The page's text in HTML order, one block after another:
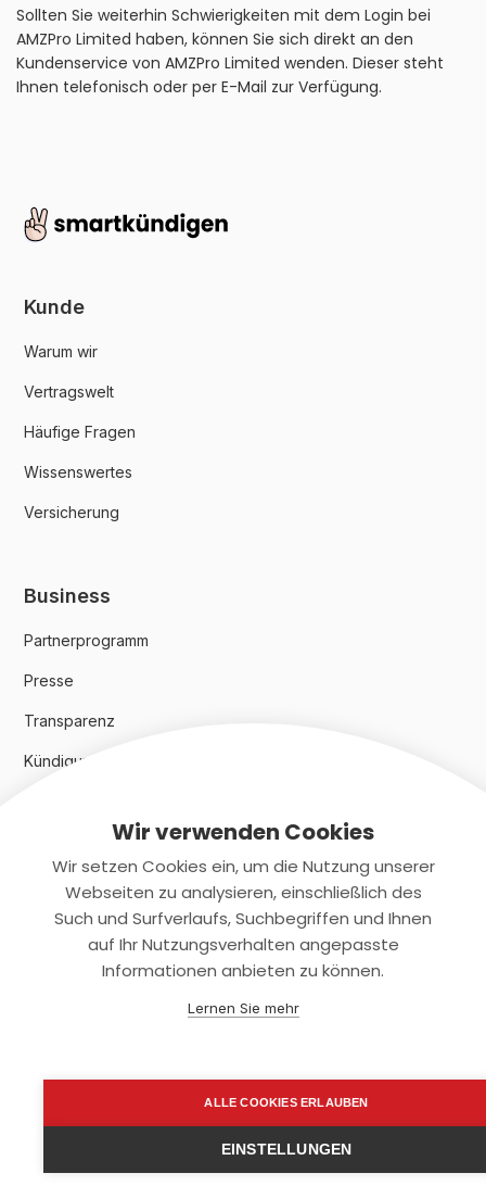
Sollten Sie weiterhin Schwierigkeiten mit dem Login bei
AMZPro Limited haben, können Sie sich direkt an den
Kundenservice von AMZPro Limited wenden. Dieser steht
Ihnen telefonisch oder per E-Mail zur Verfügung.
Kunde
Warum wir
Vertragswelt
Häufige Fragen
Wissenswertes
Versicherung
Business
Partnerprogramm
Presse
Transparenz
Kündigungsindex 2024
Rechtliches
Datenschutz
support@smartkuendigen.de
Wir verwenden Cookies
Wir setzen Cookies ein, um die Nutzung unserer
Webseiten zu analysieren, einschließlich des
Such und Surfverlaufs, Suchbegriffen und Ihnen
auf Ihr Nutzungsverhalten angepasste
Informationen anbieten zu können.
Lernen Sie mehr
ALLE COOKIES ERLAUBEN
EINSTELLUNGEN